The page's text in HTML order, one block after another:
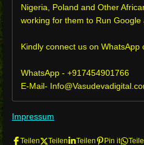
Nigeria, Poland and Other
working for them to Run Google
Kindly connect us on WhatsApp
WhatsApp - +917454901766
E-Mail-
Impressum
Teilen Teilen Teilen Pin it